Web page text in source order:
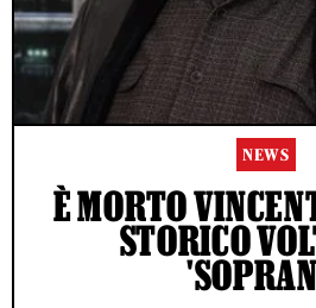
NEWS
È MORTO
STORICO